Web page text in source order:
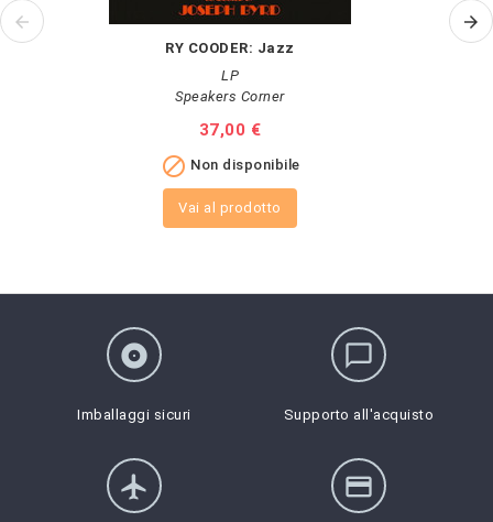
RY COODER: Jazz
LP
Speakers Corner
Prezzo
37,00 €
 Non disponibile
Vai al prodotto
album
Imballaggi sicuri
chat_bubble_outline
Supporto all'acquisto
flight credit_card